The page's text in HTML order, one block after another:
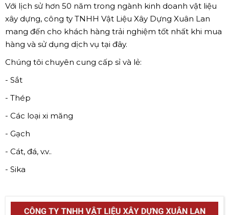
Với lịch sử hơn 50 năm trong ngành kinh doanh vật liệu
xây dựng, công ty TNHH Vật Liệu Xây Dựng Xuân Lan
mang đến cho khách hàng trải nghiệm tốt nhất khi mua
hàng và sử dụng dịch vụ tại đây.
Chúng tôi chuyên cung cấp sỉ và lẻ:
- Sắt
- Thép
- Các loại xi măng
- Gạch
- Cát, đá, v.v..
- Sika